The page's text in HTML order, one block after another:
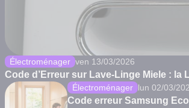
Électroménager ven 13/03/2026
Code d’Erreur sur Lave-Linge Miele : la
Électroménager lun 02/03/
Code erreur Samsung